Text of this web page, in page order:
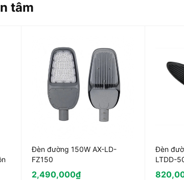
tâm
Đèn đường 150W AX-LD-
FZ150
2,490,000₫
Đèn
LTDD-